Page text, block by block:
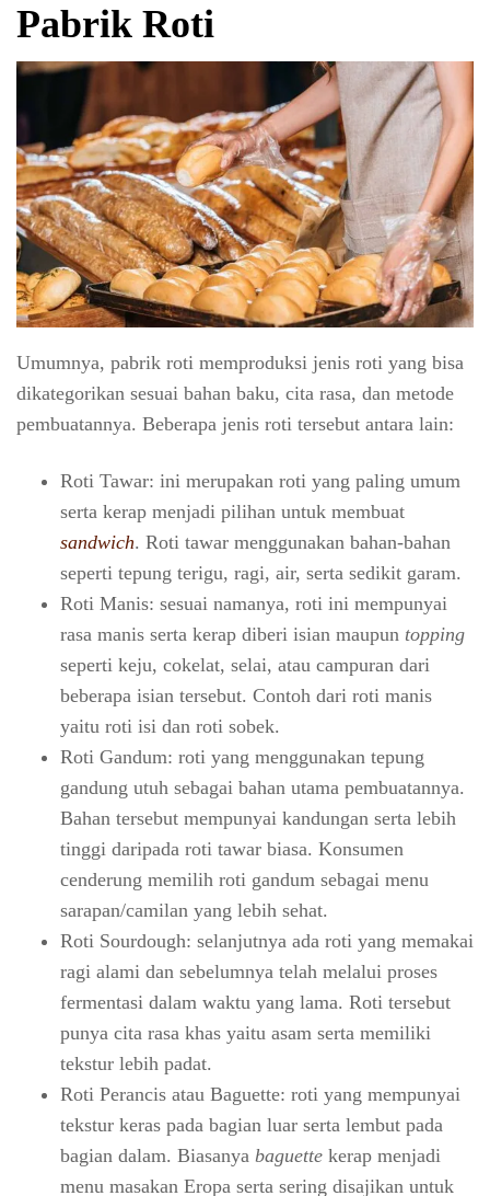
Pabrik Roti
Umumnya, pabrik roti memproduksi jenis roti yang bisa
dikategorikan sesuai bahan baku, cita rasa, dan metode
pembuatannya. Beberapa jenis roti tersebut antara lain:
Roti Tawar: ini merupakan roti yang paling umum
serta kerap menjadi pilihan untuk membuat
sandwich. Roti tawar menggunakan bahan-bahan
seperti tepung terigu, ragi, air, serta sedikit garam.
Roti Manis: sesuai namanya, roti ini mempunyai
rasa manis serta kerap diberi isian maupun topping
seperti keju, cokelat, selai, atau campuran dari
beberapa isian tersebut. Contoh dari roti manis
yaitu roti isi dan roti sobek.
Roti Gandum: roti yang menggunakan tepung
gandung utuh sebagai bahan utama pembuatannya.
Bahan tersebut mempunyai kandungan serta lebih
tinggi daripada roti tawar biasa. Konsumen
cenderung memilih roti gandum sebagai menu
sarapan/camilan yang lebih sehat.
Roti Sourdough: selanjutnya ada roti yang memakai
ragi alami dan sebelumnya telah melalui proses
fermentasi dalam waktu yang lama. Roti tersebut
punya cita rasa khas yaitu asam serta memiliki
tekstur lebih padat.
Roti Perancis atau Baguette: roti yang mempunyai
tekstur keras pada bagian luar serta lembut pada
bagian dalam. Biasanya baguette kerap menjadi
menu masakan Eropa serta sering disajikan untuk